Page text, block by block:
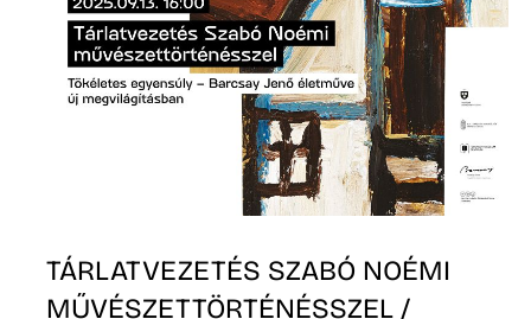
TÁRLATVEZETÉS SZABÓ NOÉMI
MŰVÉSZETTÖRTÉNÉSSZEL /